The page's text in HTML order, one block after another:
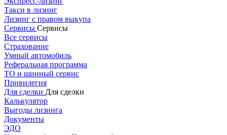
Такси в лизинг
Лизинг с правом выкупа
Сервисы Сервисы
Все сервисы
Страхование
Умный автомобиль
Реферальная программа
ТО и шинный сервис
Привилегия
Для сделки Для сделки
Калькулятор
Выгоды лизинга
Документы
ЭДО